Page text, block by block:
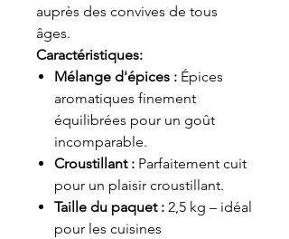
auprès des convives de tous
âges.
Caractéristiques:
Mélange d'épices : Épices
aromatiques finement
équilibrées pour un goût
incomparable.
Croustillant : Parfaitement cuit
pour un plaisir croustillant.
Taille du paquet : 2,5 kg – idéal
pour les cuisines